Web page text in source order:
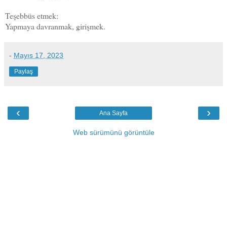
Teşebbüs etmek:
Yapmaya davranmak, girişmek.
- Mayıs 17, 2023
Paylaş
‹ ›
Ana Sayfa
Web sürümünü görüntüle